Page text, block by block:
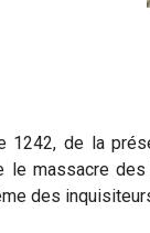
1242, de la
le massacre
des